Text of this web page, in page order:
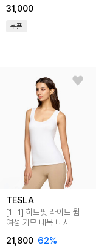
31,000
쿠폰
TESLA
[1+1] 히트핏 라이트 웜
여성 기모 내복 나시
21,800 62%